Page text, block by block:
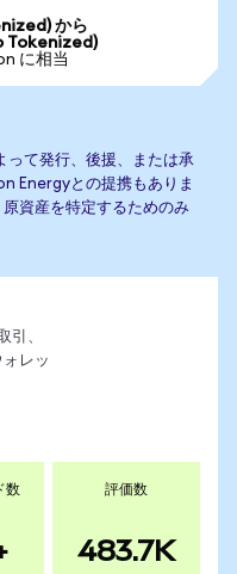
から
Tokenized)
に相当
て発行、後援、または承
Energyとの提携もありま
資産を特定するためのみ
引、
レッ
数 評価数
483.7K